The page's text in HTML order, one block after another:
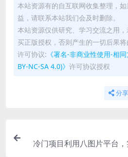
本站资源有的自互联网收集整理，
益，请联系本站我们会及时删除。
本站资源仅供研究、学习交流之用
买正版授权，否则产生的一切后果
许可协议: 《署名-非商业性使用-相
BY-NC-SA 4.0)》 许可协议授权
分享
冷门项目利用八图片平台